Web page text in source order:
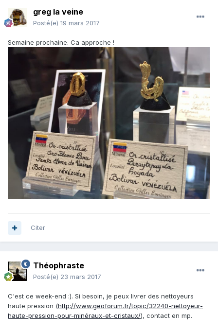
greg la veine
Posté(e) 19 mars 2017
Semaine prochaine. Ca approche !
Citer
Théophraste
Posté(e) 23 mars 2017
C'est ce week-end :). Si besoin, je peux livrer des nettoyeurs
haute pression (http://www.geoforum.fr/topic/32240-nettoyeur-
haute-pression-pour-minéraux-et-cristaux/), contact en mp.